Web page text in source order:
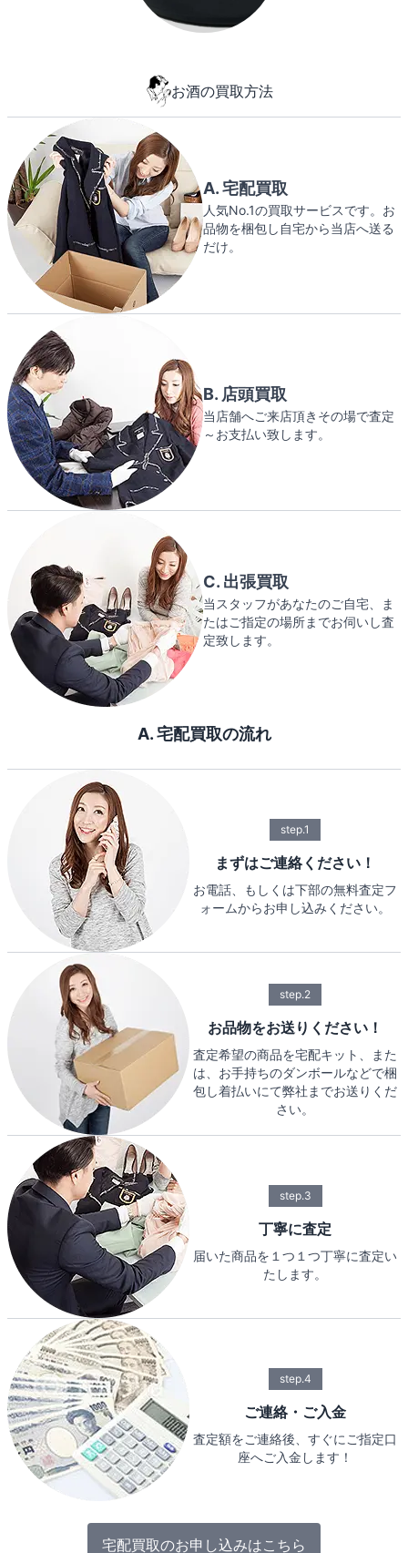
お酒の買取方法
A. 宅配買取
人気No.1の買取サービスです。お
品物を梱包し自宅から当店へ送る
だけ。
B. 店頭買取
当店舗へご来店頂きその場で査定
～お支払い致します。
C. 出張買取
当スタッフがあなたのご自宅、ま
たはご指定の場所までお伺いし査
定致します。
A. 宅配買取の流れ
step.1
まずはご連絡ください！
お電話、もしくは下部の無料査定フ
ォームからお申し込みください。
step.2
お品物をお送りください！
査定希望の商品を宅配キット、また
は、お手持ちのダンボールなどで梱
包し着払いにて弊社までお送りくだ
さい。
step.3
丁寧に査定
届いた商品を１つ１つ丁寧に査定い
たします。
step.4
ご連絡・ご入金
査定額をご連絡後、すぐにご指定口
座へご入金します！
宅配買取のお申し込みはこちら